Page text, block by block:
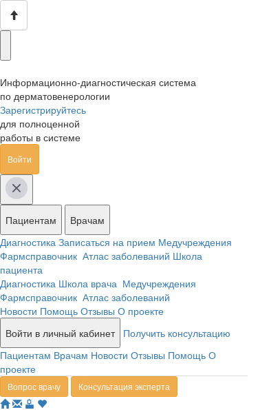
Информационно-диагностическая система
по дерматовенерологии
Зарегистрируйтесь
для полноценной
работы в системе
Войти
Пациентам
Врачам
Диагностика Записаться на прием Медучреждения
Фармсправочник Атлас заболеваний Школа
пациента
Диагностика Школа врача Медучреждения
Фармсправочник Атлас заболеваний
Новости Помощь Отзывы О проекте
Войти в личный кабинет
Получить консультацию
Пациентам Врачам Новости Отзывы Помощь О
проекте
Вопрос врачу Консультация эксперта